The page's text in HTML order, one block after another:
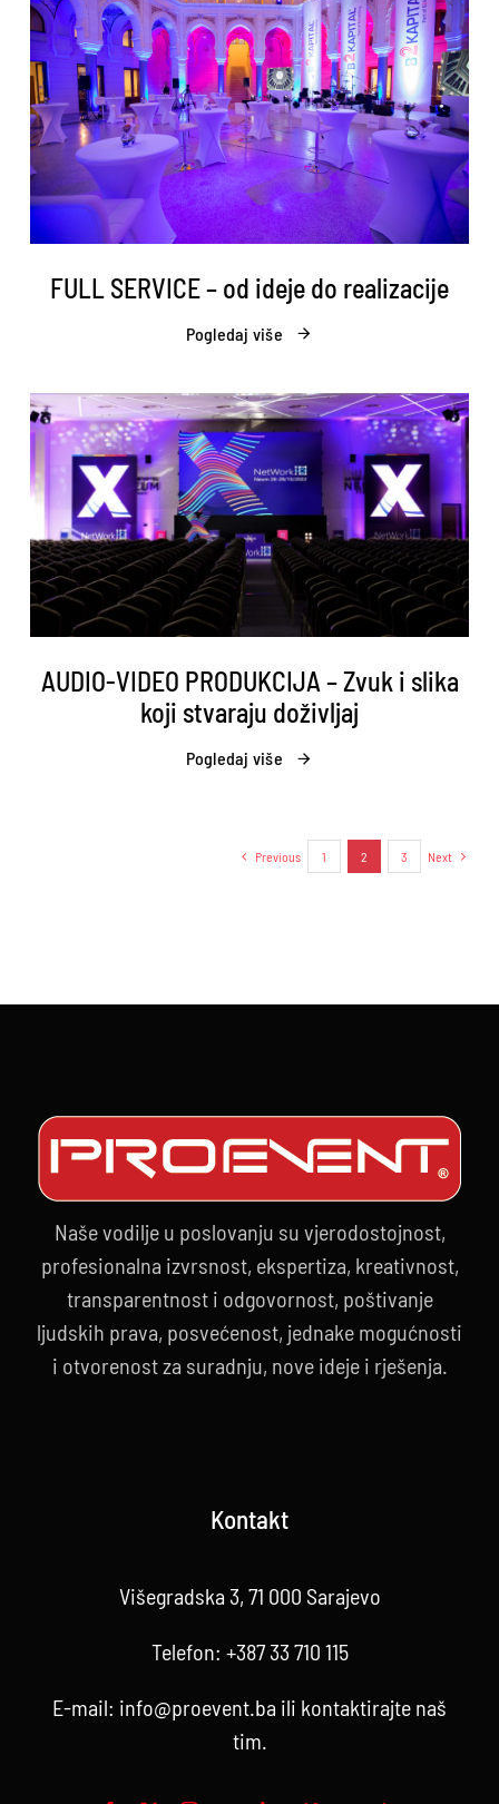
FULL SERVICE – od ideje do realizacije
Pogledaj više
AUDIO-VIDEO PRODUKCIJA – Zvuk i slika
koji stvaraju doživljaj
Pogledaj više
Previous 1 2 3 Next
Naše vodilje u poslovanju su vjerodostojnost,
profesionalna izvrsnost, ekspertiza, kreativnost,
transparentnost i odgovornost, poštivanje
ljudskih prava, posvećenost, jednake mogućnosti
i otvorenost za suradnju, nove ideje i rješenja.
Kontakt
Višegradska 3, 71 000 Sarajevo
Telefon: +387 33 710 115
E-mail: info@proevent.ba ili kontaktirajte naš
tim.